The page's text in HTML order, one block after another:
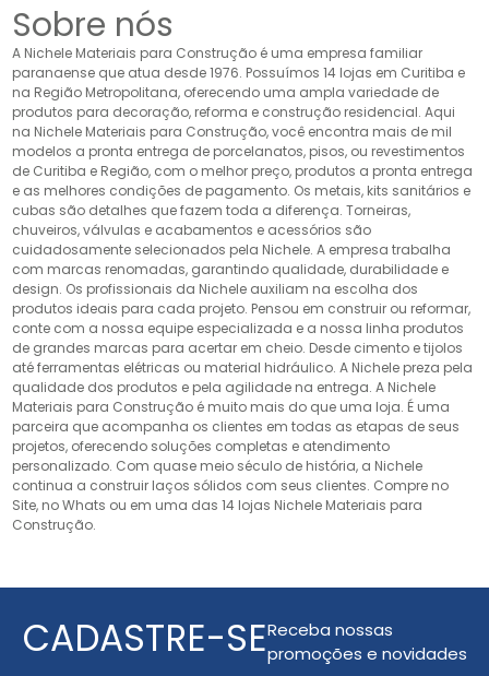
Sobre nós
A Nichele Materiais para Construção é uma empresa familiar
paranaense que atua desde 1976. Possuímos 14 lojas em Curitiba e
na Região Metropolitana, oferecendo uma ampla variedade de
produtos para decoração, reforma e construção residencial. Aqui
na Nichele Materiais para Construção, você encontra mais de mil
modelos a pronta entrega de porcelanatos, pisos, ou revestimentos
de Curitiba e Região, com o melhor preço, produtos a pronta entrega
e as melhores condições de pagamento. Os metais, kits sanitários e
cubas são detalhes que fazem toda a diferença. Torneiras,
chuveiros, válvulas e acabamentos e acessórios são
cuidadosamente selecionados pela Nichele. A empresa trabalha
com marcas renomadas, garantindo qualidade, durabilidade e
design. Os profissionais da Nichele auxiliam na escolha dos
produtos ideais para cada projeto. Pensou em construir ou reformar,
conte com a nossa equipe especializada e a nossa linha produtos
de grandes marcas para acertar em cheio. Desde cimento e tijolos
até ferramentas elétricas ou material hidráulico. A Nichele preza pela
qualidade dos produtos e pela agilidade na entrega. A Nichele
Materiais para Construção é muito mais do que uma loja. É uma
parceira que acompanha os clientes em todas as etapas de seus
projetos, oferecendo soluções completas e atendimento
personalizado. Com quase meio século de história, a Nichele
continua a construir laços sólidos com seus clientes. Compre no
Site, no Whats ou em uma das 14 lojas Nichele Materiais para
Construção.
CADASTRE-SEReceba nossas
promoções e novidades